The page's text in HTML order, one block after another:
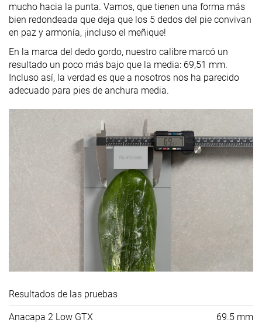
mucho hacia la punta. Vamos, que tienen una forma más
bien redondeada que deja que los 5 dedos del pie convivan
en paz y armonía, ¡incluso el meñique!
En la marca del dedo gordo, nuestro calibre marcó un
resultado un poco más bajo que la media: 69,51 mm.
Incluso así, la verdad es que a nosotros nos ha parecido
adecuado para pies de anchura media.
Resultados de las pruebas
Anacapa 2 Low GTX 69.5 mm